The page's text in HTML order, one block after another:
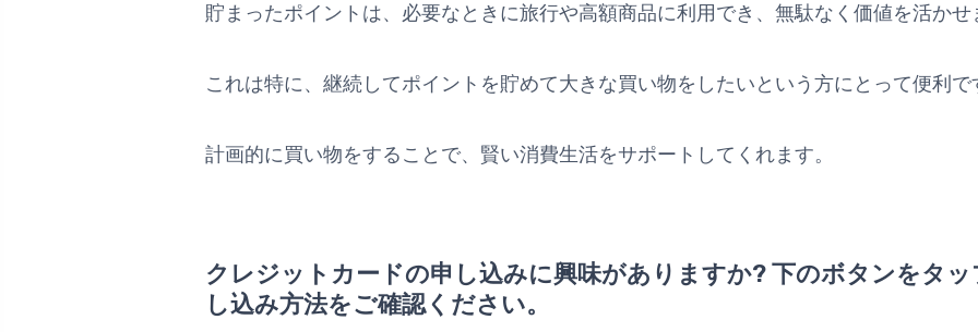
貯まったポイントは、必要なときに旅行や高額商品に利用でき、無駄なく価値を活かせ
これは特に、継続してポイントを貯めて大きな買い物をしたいという方にとって便利で
計画的に買い物をすることで、賢い消費生活をサポートしてくれます。
クレジットカードの申し込みに興味がありますか? 下のボタンをタ
し込み方法をご確認ください。